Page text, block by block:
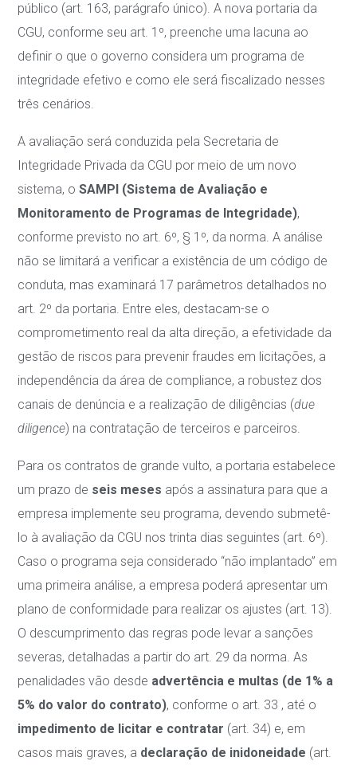
público (art. 163, parágrafo único). A nova portaria da
CGU, conforme seu art. 1º, preenche uma lacuna ao
definir o que o governo considera um programa de
integridade efetivo e como ele será fiscalizado nesses
três cenários.
A avaliação será conduzida pela Secretaria de
Integridade Privada da CGU por meio de um novo
sistema, oSAMPI (Sistema de Avaliação e
Monitoramento de Programas de Integridade),
conforme previsto no art. 6º, § 1º, da norma. A análise
não se limitará a verificar a existência de um código de
conduta, mas examinará 17 parâmetros detalhados no
art. 2º da portaria. Entre eles, destacam-se o
comprometimento real da alta direção, a efetividade da
gestão de riscos para prevenir fraudes em licitações, a
independência da área de compliance, a robustez dos
canais de denúncia e a realização de diligências (due
diligence) na contratação de terceiros e parceiros.
Para os contratos de grande vulto, a portaria estabelece
um prazo de seis meses após a assinatura para que a
empresa implemente seu programa, devendo submetê-
lo à avaliação da CGU nos trinta dias seguintes (art. 6º).
Caso o programa seja considerado “não implantado” em
uma primeira análise, a empresa poderá apresentar um
plano de conformidade para realizar os ajustes (art. 13).
O descumprimento das regras pode levar a sanções
severas, detalhadas a partir do art. 29 da norma. As
penalidades vão desde advertência e multas (de 1% a
5% do valor do contrato), conforme o art. 33 , até o
impedimento de licitar e contratar (art. 34) e, em
casos mais graves, a declaração de inidoneidade (art.